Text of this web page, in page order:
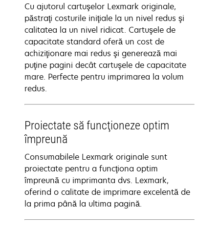
Cu ajutorul cartuşelor Lexmark originale,
păstraţi costurile iniţiale la un nivel redus şi
calitatea la un nivel ridicat. Cartuşele de
capacitate standard oferă un cost de
achiziţionare mai redus şi generează mai
puţine pagini decât cartuşele de capacitate
mare. Perfecte pentru imprimarea la volum
redus.
Proiectate să funcţioneze optim
împreună
Consumabilele Lexmark originale sunt
proiectate pentru a funcţiona optim
împreună cu imprimanta dvs. Lexmark,
oferind o calitate de imprimare excelentă de
la prima până la ultima pagină.